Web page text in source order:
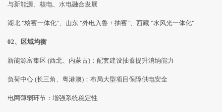
与新能源、核电、水电融合发展
湖北 "核蓄一体化"、山东 "外电入鲁 + 抽蓄"、西藏 "水风光一体化"
02、区域均衡
新能源富集区 (西北、内蒙古)：配套建设抽蓄提升消纳能力
负荷中心 (长三角、粤港澳)：布局大型项目保障供电安全
电网薄弱环节：增强系统稳定性